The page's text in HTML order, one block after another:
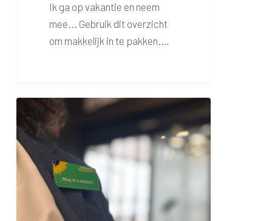
Ik ga op vakantie en neem
mee... Gebruik dit overzicht
om makkelijk in te pakken.…
als
je
meer
tijd